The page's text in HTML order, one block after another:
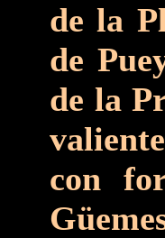
de la
de
de la
con